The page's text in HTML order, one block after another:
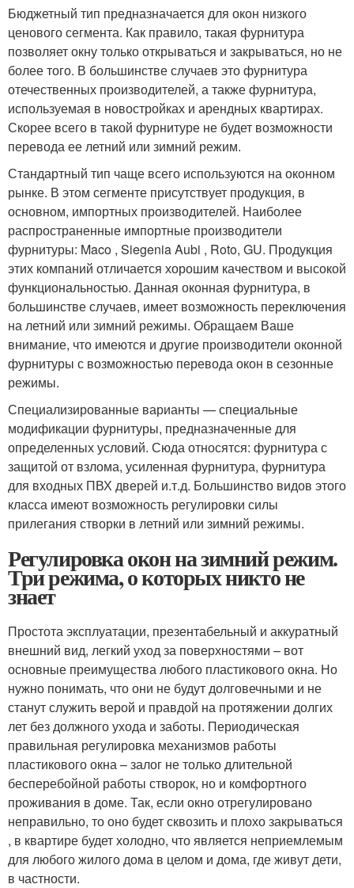
Бюджетный тип предназначается для окон низкого
ценового сегмента. Как правило, такая фурнитура
позволяет окну только открываться и закрываться, но не
более того. В большинстве случаев это фурнитура
отечественных производителей, а также фурнитура,
используемая в новостройках и арендных квартирах.
Скорее всего в такой фурнитуре не будет возможности
перевода ее летний или зимний режим.
Стандартный тип чаще всего используются на оконном
рынке. В этом сегменте присутствует продукция, в
основном, импортных производителей. Наиболее
распространенные импортные производители
фурнитуры: Maco , Siegenia Aubi , Roto, GU. Продукция
этих компаний отличается хорошим качеством и высокой
функциональностью. Данная оконная фурнитура, в
большинстве случаев, имеет возможность переключения
на летний или зимний режимы. Обращаем Ваше
внимание, что имеются и другие производители оконной
фурнитуры с возможностью перевода окон в сезонные
режимы.
Специализированные варианты — специальные
модификации фурнитуры, предназначенные для
определенных условий. Сюда относятся: фурнитура с
защитой от взлома, усиленная фурнитура, фурнитура
для входных ПВХ дверей и.т.д. Большинство видов этого
класса имеют возможность регулировки силы
прилегания створки в летний или зимний режимы.
Регулировка окон на зимний режим.
Три режима, о которых никто не
знает
Простота эксплуатации, презентабельный и аккуратный
внешний вид, легкий уход за поверхностями – вот
основные преимущества любого пластикового окна. Но
нужно понимать, что они не будут долговечными и не
станут служить верой и правдой на протяжении долгих
лет без должного ухода и заботы. Периодическая
правильная регулировка механизмов работы
пластикового окна – залог не только длительной
бесперебойной работы створок, но и комфортного
проживания в доме. Так, если окно отрегулировано
неправильно, то оно будет сквозить и плохо закрываться
, в квартире будет холодно, что является неприемлемым
для любого жилого дома в целом и дома, где живут дети,
в частности.